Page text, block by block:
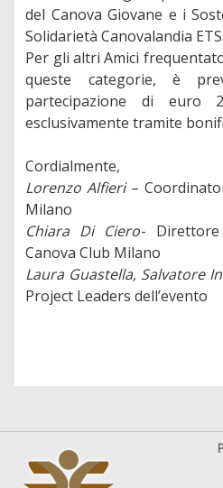
del Canova Giovane e i
Solidarietà Canovalandia ETS.
Per gli altri Amici
queste categorie, è
partecipazione di euro
esclusivamente tramite
Cordialmente,
Lorenzo Alfieri –
Milano
Chiara Di Ciero- Direttore
Canova Club Milano
Laura Guastella, Salvatore
Project Leaders dell’evento